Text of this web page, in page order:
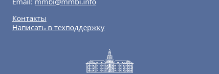
Контакты
Написать в техподдержку